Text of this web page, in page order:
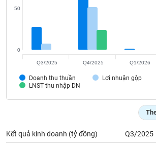
Doanh thu thuần
Lợi nhuận gộp
LNST thu nhập DN
0
50
Q3/2025 Q4/2025 Q1/2026
Kết quả kinh doanh (tỷ đồng) Q3/2025
Tin
tức
Bài
giả
(-)